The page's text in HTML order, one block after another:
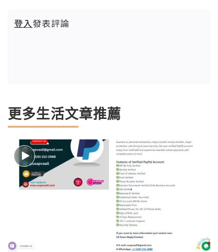
登入發表評論
更多生活文章推薦